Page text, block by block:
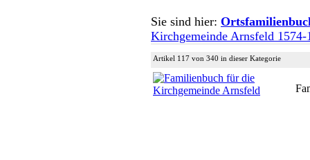
Sie sind hier:
Kirchgemeinde Arnsfeld 1574-
Artikel 117 von 340 in dieser Kategorie